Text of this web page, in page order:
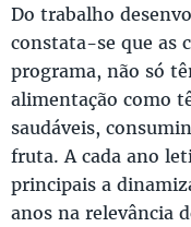
Do trabalho
constata-se que as
programa, não só
alimentação como
saudáveis,
fruta. A cada ano
principais a
anos na relevância